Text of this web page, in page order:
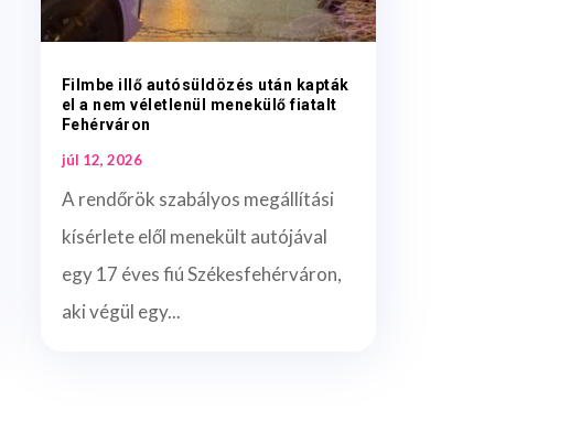
Filmbe illő autósüldözés után kapták
el a nem véletlenül menekülő fiatalt
Fehérváron
júl 12, 2026
A rendőrök szabályos megállítási
kísérlete elől menekült autójával
egy 17 éves fiú Székesfehérváron,
aki végül egy...